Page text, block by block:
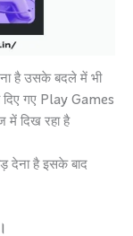
है उसके बदले में भी
गए Play Games
में दिख रहा है
देना है इसके बाद